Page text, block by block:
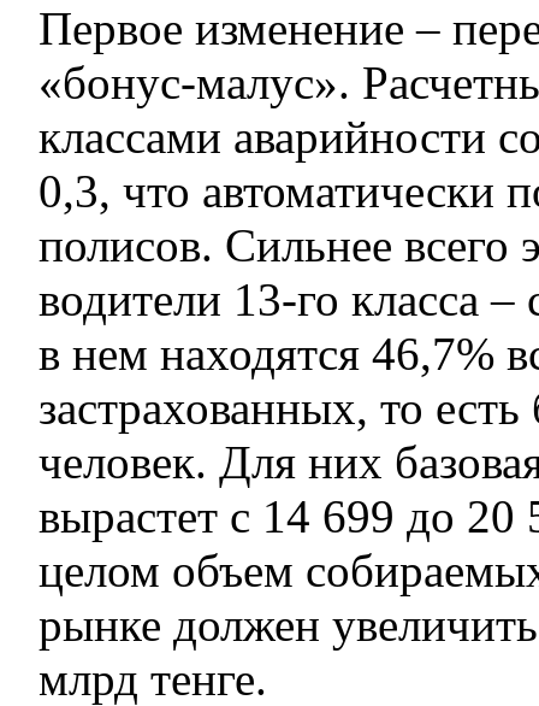
Первое изменение –
«бонус-малус».
классами аварийности
0,3, что автоматически
полисов. Сильнее всего
водители 13-го класса –
в нем находятся 46,7%
застрахованных, то
человек. Для них
вырастет с 14 699 до 20
целом объем
рынке должен
млрд тенге.